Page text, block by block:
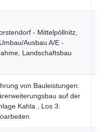
- Mittelpöllnitz,
Ausbau A/E -
Landschaftsbau
von Bauleistungen:
auf der
Kahla , Los 3: